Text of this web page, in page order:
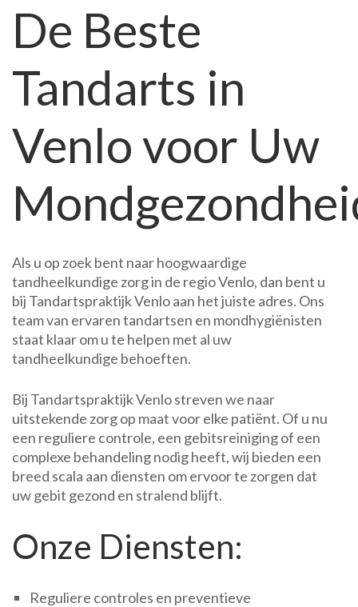
bij
Tandartspraktijk
De Beste
Tandarts in
Venlo voor Uw
Als u op zoek bent naar hoogwaardige
tandheelkundige zorg in de regio Venlo, dan bent u
bij Tandartspraktijk Venlo aan het juiste adres. Ons
team van ervaren tandartsen en mondhygiënisten
staat klaar om u te helpen met al uw
tandheelkundige behoeften.
Bij Tandartspraktijk Venlo streven we naar
uitstekende zorg op maat voor elke patiënt. Of u nu
een reguliere controle, een gebitsreiniging of een
complexe behandeling nodig heeft, wij bieden een
breed scala aan diensten om ervoor te zorgen dat
uw gebit gezond en stralend blijft.
Onze Diensten:
Reguliere controles en preventieve